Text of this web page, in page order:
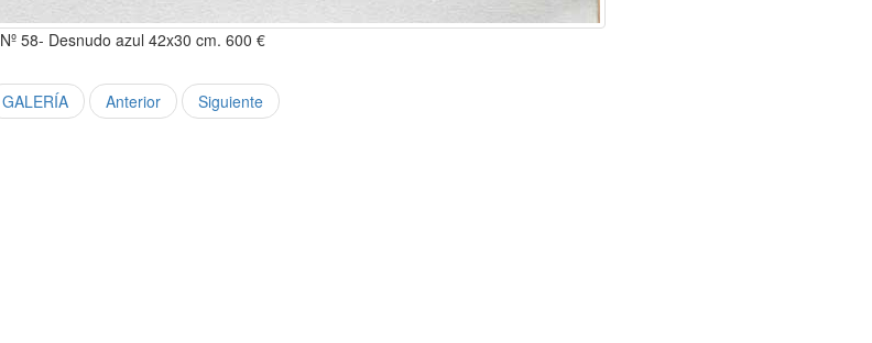
Nº 58- Desnudo azul 42x30 cm. 600 €
GALERÍA Anterior Siguiente